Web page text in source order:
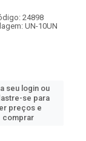
24898
UN-10UN
seu login ou
se para
preços e
comprar